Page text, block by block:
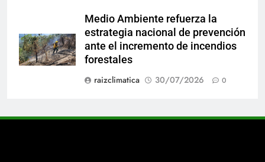
Medio Ambiente refuerza la
estrategia nacional de prevención
ante el incremento de incendios
forestales
raizclimatica
30/07/2026 0